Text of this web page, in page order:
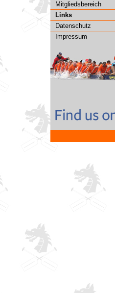
Mitgliedsbereich
Links
Datenschutz
Impressum